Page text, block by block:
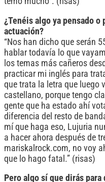
¿Tenéis algo ya pensado o
actuación?
“Nos han dicho que serán
hablar todavía lo que
los temas más cañeros
practicar mi inglés para
que trata la letra que luego
castellano, porque tengo
gente que ha estado ahí
diferencia del resto de
mí que haga eso, Lujuria
a hacer ahora después de
mariskalrock.com, no voy
que lo hago fatal.” (risas)
Pero algo sí que dirás